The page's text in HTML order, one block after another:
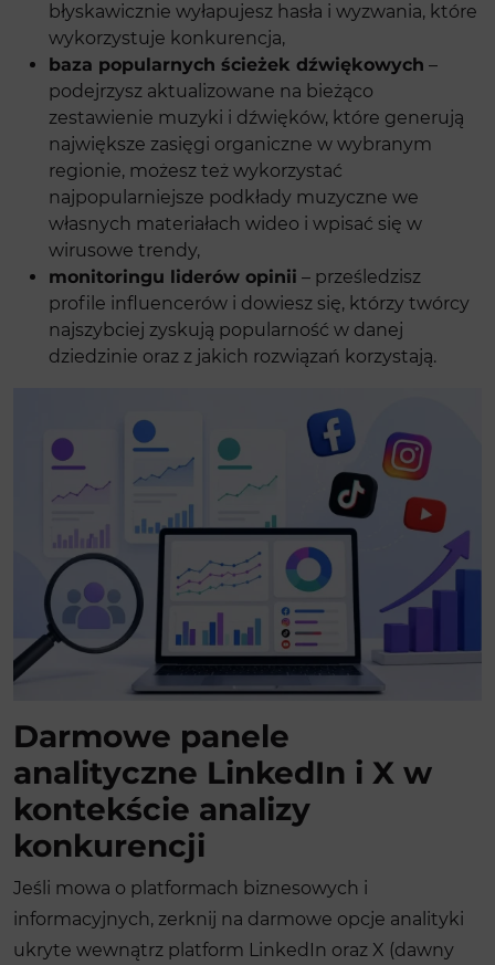
błyskawicznie wyłapujesz hasła i wyzwania, które
wykorzystuje konkurencja,
baza popularnych ścieżek dźwiękowych –
podejrzysz aktualizowane na bieżąco
zestawienie muzyki i dźwięków, które generują
największe zasięgi organiczne w wybranym
regionie, możesz też wykorzystać
najpopularniejsze podkłady muzyczne we
własnych materiałach wideo i wpisać się w
wirusowe trendy,
monitoringu liderów opinii – prześledzisz
profile influencerów i dowiesz się, którzy twórcy
najszybciej zyskują popularność w danej
dziedzinie oraz z jakich rozwiązań korzystają.
Darmowe panele
analityczne LinkedIn i X w
kontekście analizy
konkurencji
Jeśli mowa o platformach biznesowych i
informacyjnych, zerknij na darmowe opcje analityki
ukryte wewnątrz platform LinkedIn oraz X (dawny